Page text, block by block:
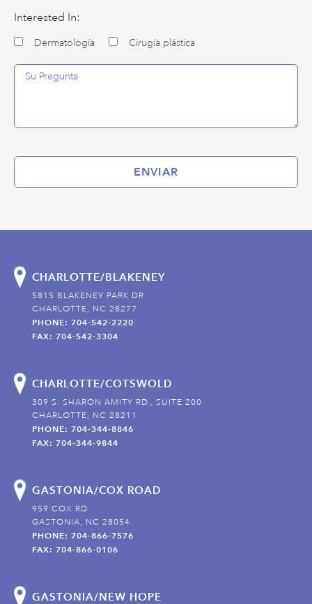
Interested In:
Dermatología Cirugía plástica
ENVIAR
CHARLOTTE/BLAKENEY
5815 BLAKENEY PARK DR.
CHARLOTTE, NC 28277
PHONE: 704-542-2220
FAX: 704-542-3304
CHARLOTTE/COTSWOLD
309 S. SHARON AMITY RD., SUITE 200
CHARLOTTE, NC 28211
PHONE: 704-344-8846
FAX: 704-344-9844
GASTONIA/COX ROAD
959 COX RD.
GASTONIA, NC 28054
PHONE: 704-866-7576
FAX: 704-866-0106
GASTONIA/NEW HOPE